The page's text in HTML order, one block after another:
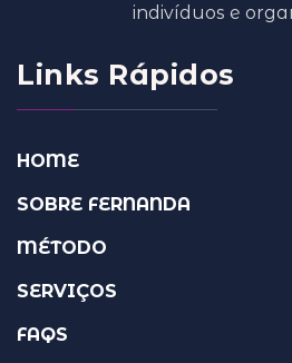
indivíduos e
Links Rápidos
HOME
SOBRE FERNANDA
MÉTODO
SERVIÇOS
FAQS